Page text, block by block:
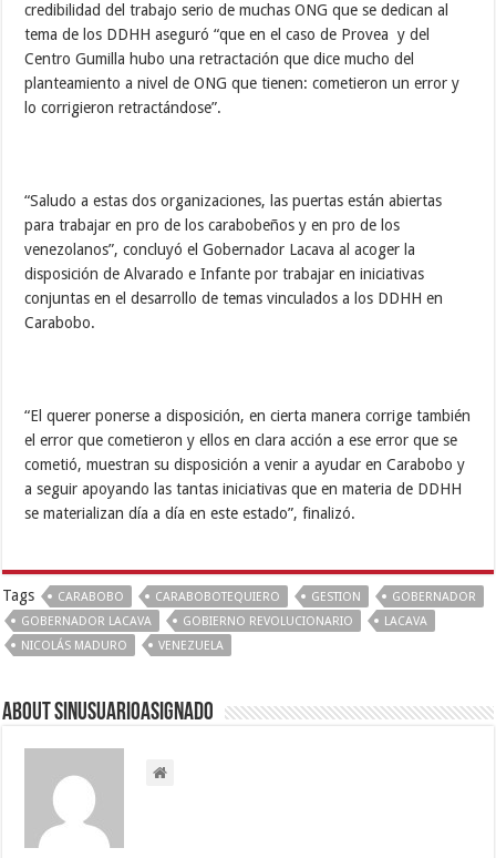
credibilidad del trabajo serio de muchas ONG que se dedican al
tema de los DDHH aseguró “que en el caso de Provea y del
Centro Gumilla hubo una retractación que dice mucho del
planteamiento a nivel de ONG que tienen: cometieron un error y
lo corrigieron retractándose”.
“Saludo a estas dos organizaciones, las puertas están abiertas
para trabajar en pro de los carabobeños y en pro de los
venezolanos”, concluyó el Gobernador Lacava al acoger la
disposición de Alvarado e Infante por trabajar en iniciativas
conjuntas en el desarrollo de temas vinculados a los DDHH en
Carabobo.
“El querer ponerse a disposición, en cierta manera corrige también
el error que cometieron y ellos en clara acción a ese error que se
cometió, muestran su disposición a venir a ayudar en Carabobo y
a seguir apoyando las tantas iniciativas que en materia de DDHH
se materializan día a día en este estado”, finalizó.
Tags CARABOBO CARABOBOTEQUIERO GESTION
GOBERNADOR
GOBERNADOR LACAVA
GOBIERNO REVOLUCIONARIO
LACAVA
NICOLÁS MADURO
VENEZUELA
About sinusuarioasignado